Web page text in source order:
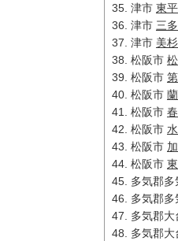
津市 東
津市 三
津市 美
松阪市
松阪市
松阪市
松阪市
松阪市
松阪市
松阪市
多気郡多
多気郡多
多気郡大
多気郡大